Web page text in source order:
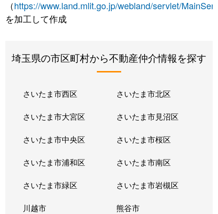
（https://www.land.mlit.go.jp/webland/servlet/
を加工して作成
埼玉県の市区町村から不動産仲介情報を探す
さいたま市西区 さいたま市北区
さいたま市大宮区 さいたま市見沼区
さいたま市中央区 さいたま市桜区
さいたま市浦和区 さいたま市南区
さいたま市緑区 さいたま市岩槻区
川越市 熊谷市